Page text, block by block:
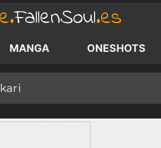
FallenSoul.es
MANGA ONESHOTS